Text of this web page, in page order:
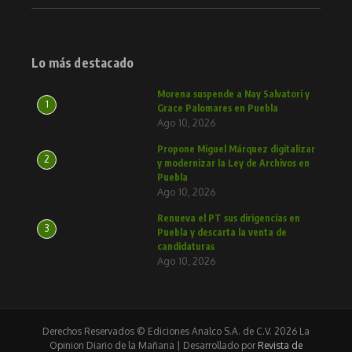
Lo más destacado
1
Morena suspende a Nay Salvatori y
Grace Palomares en Puebla
Ago 10, 2026
2
Propone Miguel Márquez digitalizar
y modernizar la Ley de Archivos en
Puebla
Ago 10, 2026
3
Renueva el PT sus dirigencias en
Puebla y descarta la venta de
candidaturas
Ago 10, 2026
Derechos Reservados © Ediciones Analco S.A. de C.V. 2026 La
Opinion Diario de la Mañana | Desarrollado por Revista de